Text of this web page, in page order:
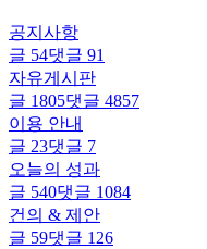
공지사항
글 54댓글 91
자유게시판
글 1805댓글 4857
이용 안내
글 23댓글 7
오늘의 성과
글 540댓글 1084
건의 & 제안
글 59댓글 126